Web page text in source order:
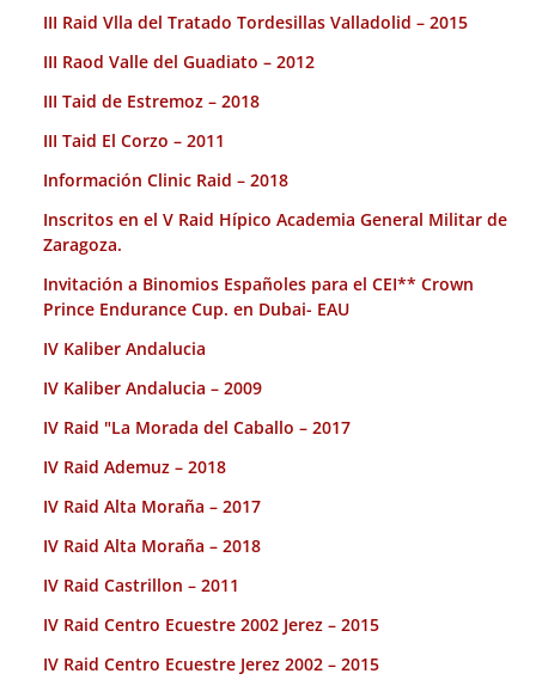
III Raid Vlla del Tratado Tordesillas Valladolid – 2015
III Raod Valle del Guadiato – 2012
III Taid de Estremoz – 2018
III Taid El Corzo – 2011
Información Clinic Raid – 2018
Inscritos en el V Raid Hípico Academia General Militar de
Zaragoza.
Invitación a Binomios Españoles para el CEI** Crown
Prince Endurance Cup. en Dubai- EAU
IV Kaliber Andalucia
IV Kaliber Andalucia – 2009
IV Raid "La Morada del Caballo – 2017
IV Raid Ademuz – 2018
IV Raid Alta Moraña – 2017
IV Raid Alta Moraña – 2018
IV Raid Castrillon – 2011
IV Raid Centro Ecuestre 2002 Jerez – 2015
IV Raid Centro Ecuestre Jerez 2002 – 2015